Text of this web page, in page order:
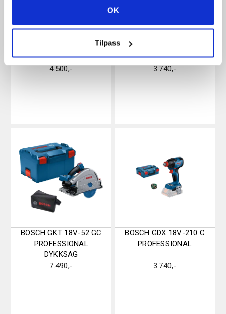
OK
Tilpass
DUTY GDS 18V-320C
4.500,-
PROFESSIONAL LBOXX
3.740,-
BOSCH GKT 18V-52 GC
PROFESSIONAL
DYKKSAG
7.490,-
BOSCH GDX 18V-210 C
PROFESSIONAL
3.740,-